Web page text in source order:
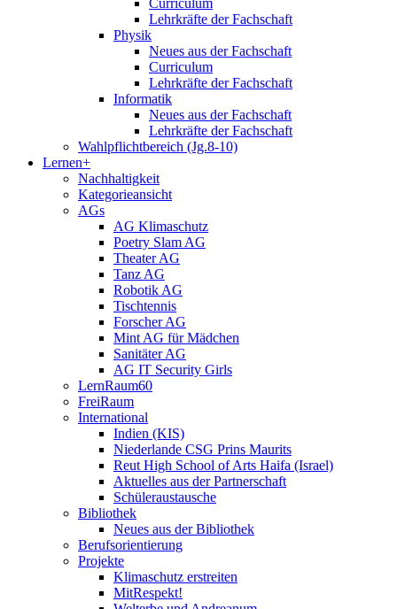
Curriculum
Lehrkräfte der Fachschaft
Physik
Neues aus der Fachschaft
Curriculum
Lehrkräfte der Fachschaft
Informatik
Neues aus der Fachschaft
Lehrkräfte der Fachschaft
Wahlpflichtbereich (Jg.8-10)
Lernen+
Nachhaltigkeit
Kategorieansicht
AGs
AG Klimaschutz
Poetry Slam AG
Theater AG
Tanz AG
Robotik AG
Tischtennis
Forscher AG
Mint AG für Mädchen
Sanitäter AG
AG IT Security Girls
LernRaum60
FreiRaum
International
Indien (KIS)
Niederlande CSG Prins Maurits
Reut High School of Arts Haifa (Israel)
Aktuelles aus der Partnerschaft
Schüleraustausche
Bibliothek
Neues aus der Bibliothek
Berufsorientierung
Projekte
Klimaschutz erstreiten
MitRespekt!